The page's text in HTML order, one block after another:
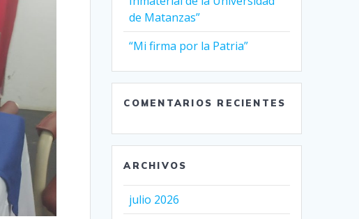
de Matanzas”
“Mi firma por la Patria”
COMENTARIOS RECIENTES
ARCHIVOS
julio 2026